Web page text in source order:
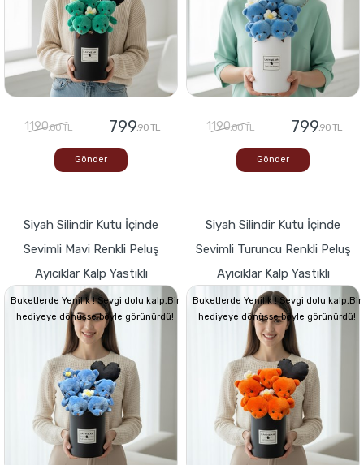
1190,00 TL 799,90 TL
Gönder
1190,00 TL 799,90 TL
Gönder
Siyah Silindir Kutu İçinde
Sevimli Mavi Renkli Peluş
Ayıcıklar Kalp Yastıklı
Buketlerde Yenilik ! Sevgi dolu kalp,Bir
hediyeye dönüşse böyle görünürdü!
Siyah Silindir Kutu İçinde
Sevimli Turuncu Renkli Peluş
Ayıcıklar Kalp Yastıklı
Buketlerde Yenilik ! Sevgi dolu kalp,Bir
hediyeye dönüşse böyle görünürdü!